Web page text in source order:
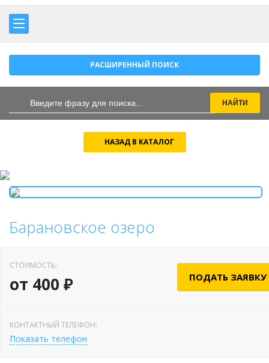
РАСШИРЕННЫЙ ПОИСК
НАЗАД В КАТАЛОГ
Барановское озеро
СТОИМОСТЬ:
от 400 ₽ ПОДАТЬ ЗАЯВКУ
КОНТАКТНЫЙ ТЕЛЕФОН:
Показать телефон